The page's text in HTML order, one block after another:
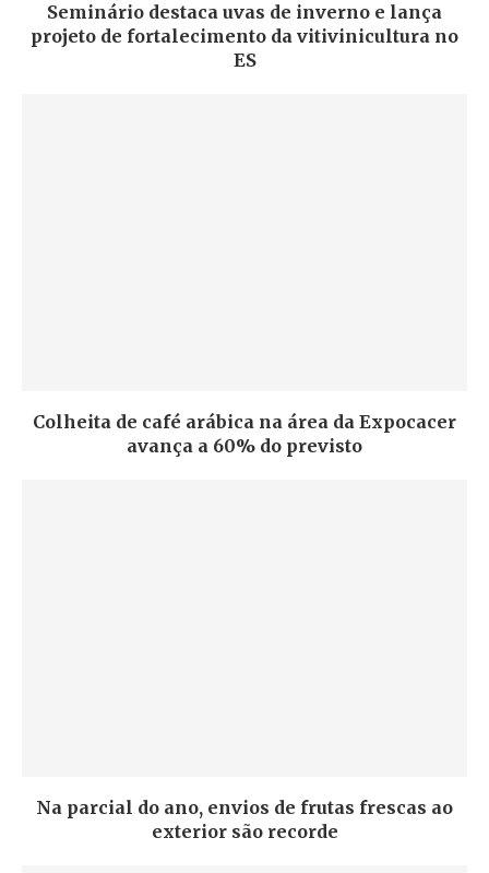
Seminário destaca uvas de inverno e lança
projeto de fortalecimento da vitivinicultura no
ES
Colheita de café arábica na área da Expocacer
avança a 60% do previsto
Na parcial do ano, envios de frutas frescas ao
exterior são recorde